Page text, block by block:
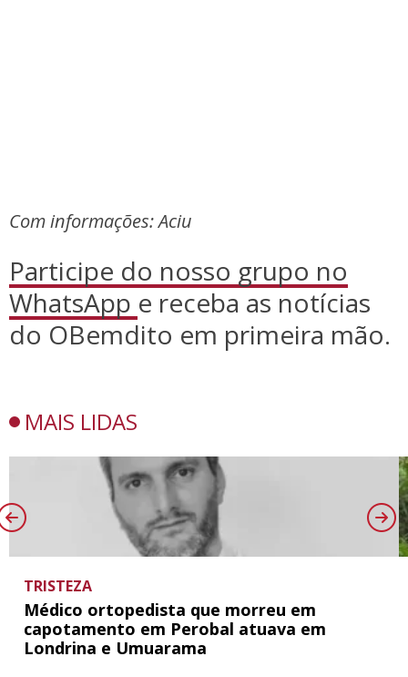
Com informações: Aciu
Participe do nosso grupo no
WhatsApp e receba as notícias
do OBemdito em primeira mão.
MAIS LIDAS
TRISTEZA
Médico ortopedista que morreu em
capotamento em Perobal atuava em
Londrina e Umuarama